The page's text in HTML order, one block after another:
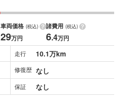
車両価格 (税込)
29万円
諸費用 (税込)
6.4万円
走行 10.1万km
修復歴 なし
保証 なし